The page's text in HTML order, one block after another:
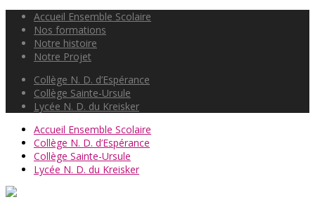
Accueil Ensemble Scolaire
Nos formations
Notre histoire
Notre Projet
Collège N. D. d’Espérance
Collège Sainte-Ursule
Lycée N. D. du Kreisker
Accueil Ensemble Scolaire
Collège N. D. d’Espérance
Collège Sainte-Ursule
Lycée N. D. du Kreisker